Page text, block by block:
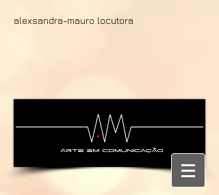
alexsandra-mauro locutora